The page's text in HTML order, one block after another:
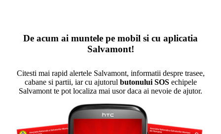
De acum ai muntele pe mobil si cu aplicatia
Salvamont!
Citesti mai rapid alertele Salvamont, informatii despre trasee,
cabane si partii, iar cu ajutorul butonului SOSechipele
Salvamont te pot localiza mai usor daca ai nevoie de ajutor.